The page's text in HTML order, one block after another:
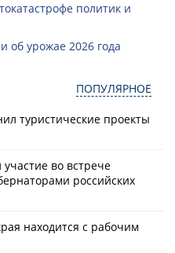
политик и
об урожае 2026 года
ПОПУЛЯРНОЕ
туристические проекты
во встрече
российских
находится с рабочим